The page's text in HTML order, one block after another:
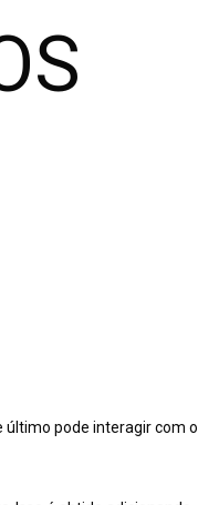
último pode interagir com o